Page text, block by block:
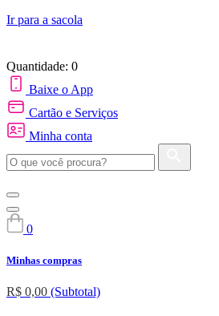
Ir para a sacola
Quantidade: 0
Baixe o App
Cartão e Serviços
Minha conta
0
Minhas compras
R$ 0,00 (Subtotal)